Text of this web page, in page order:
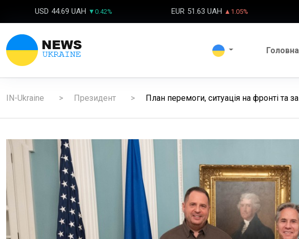
USD 44.69 UAH ▼0.42% EUR 51.63 UAH ▲1.05%
Головна
IN-Ukraine Президент План перемоги, ситуація на фронті та